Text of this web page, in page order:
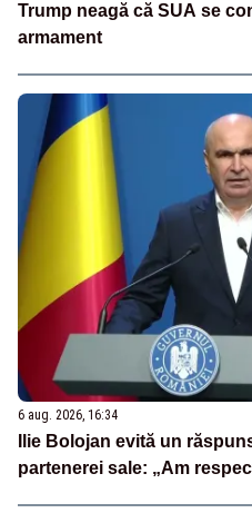
Trump neagă că SUA se
armament
6 aug. 2026, 16:34
Ilie Bolojan evită un
partenerei sale: „Am